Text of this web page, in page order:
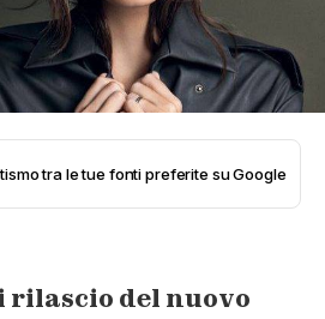
tra le tue fonti preferite su Google
rilascio del nuovo